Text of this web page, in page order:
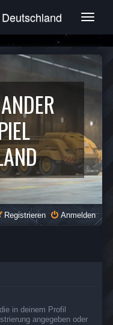
T
g
e
v
g
a
t
i
o
n
Anmelden
Registrieren
in deinem Profil
angegeben oder